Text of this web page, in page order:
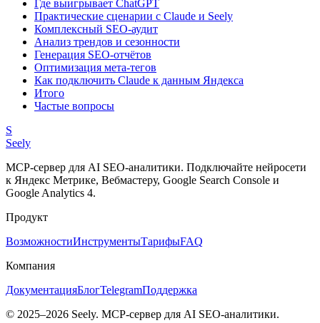
Где выигрывает ChatGPT
Практические сценарии с Claude и Seely
Комплексный SEO-аудит
Анализ трендов и сезонности
Генерация SEO-отчётов
Оптимизация мета-тегов
Как подключить Claude к данным Яндекса
Итого
Частые вопросы
S
Seely
MCP-сервер для AI SEO-аналитики. Подключайте нейросети
к Яндекс Метрике, Вебмастеру, Google Search Console и
Google Analytics 4.
Продукт
ВозможностиИнструментыТарифыFAQ
Компания
ДокументацияБлогTelegramПоддержка
© 2025–2026 Seely. MCP-сервер для AI SEO-аналитики.